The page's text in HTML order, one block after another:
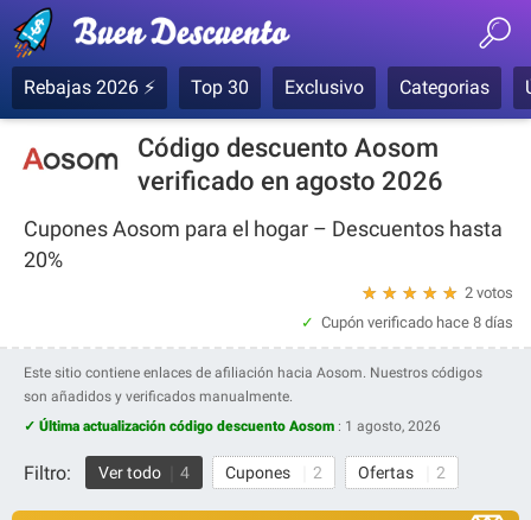
Rebajas 2026 ⚡ Top 30 Exclusivo Categorias
Código descuento Aosom
verificado en agosto 2026
Cupones Aosom para el hogar – Descuentos hasta
20%
2 votos
★
★
★
★
★
Cupón verificado hace 8 días
Este sitio contiene enlaces de afiliación hacia Aosom. Nuestros códigos
son añadidos y verificados manualmente.
✓ Última actualización código descuento Aosom : 1 agosto, 2026
Filtro: Ver todo 4 Cupones 2 Ofertas 2